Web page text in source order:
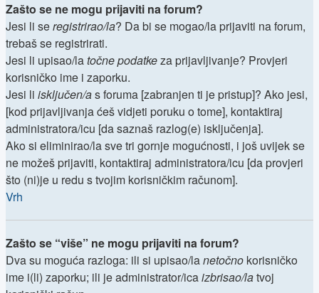
Zašto se ne mogu prijaviti na forum?
Jesi li seregistrirao/la? Da bi se mogao/la prijaviti na forum,
trebaš se registrirati.
Jesi li upisao/latočne podatkeza prijavljivanje? Provjeri
korisničko ime i zaporku.
Jesi li isključen/as foruma [zabranjen ti je pristup]? Ako jesi,
[kod prijavljivanja ćeš vidjeti poruku o tome], kontaktiraj
administratora/icu [da saznaš razlog(e) isključenja].
Ako si eliminirao/la sve tri gornje mogućnosti, i još uvijek se
ne možeš prijaviti, kontaktiraj administratora/icu [da provjeri
što (ni)je u redu s tvojim korisničkim računom].
Vrh
Zašto se “više” ne mogu prijaviti na forum?
Dva su moguća razloga: ili si upisao/lanetočno korisničko
ime i(li) zaporku; ili je administrator/icaizbrisao/latvoj